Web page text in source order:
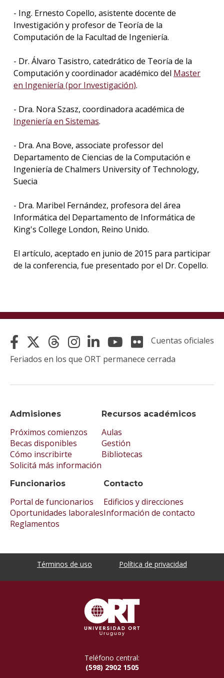
- Ing. Ernesto Copello, asistente docente de
Investigación y profesor de Teoría de la
Computación de la Facultad de Ingeniería.
- Dr. Álvaro Tasistro, catedrático de Teoría de la
Computación y coordinador académico del Master
en Ingeniería (por Investigación).
- Dra. Nora Szasz, coordinadora académica de
Ingeniería en Sistemas.
- Dra. Ana Bove, associate professor del
Departamento de Ciencias de la Computación e
Ingeniería de Chalmers University of Technology,
Suecia
- Dra. Maribel Fernández, profesora del área
Informática del Departamento de Informática de
King's College London, Reino Unido.
El artículo, aceptado en junio de 2015 para participar
de la conferencia, fue presentado por el Dr. Copello.
Admisiones
Próximos comienzos
Becas disponibles
Cómo inscribirte
Solicitá más información
Recursos académicos
Aulas
Gestión
Bibliotecas
Funcionarios
Portal de funcionarios
Oportunidades laborales
Reglamentos
Contacto
Edificios y direcciones
Información de contacto
Cuentas oficiales
Feriados en los que ORT permanece cerrada
Términos de uso Política de privacidad
Teléfono central:
(598) 2902 1505